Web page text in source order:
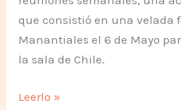
que consistió en una velada
Manantiales el 6 de Mayo
la sala de Chile.
Primer
Leerlo »